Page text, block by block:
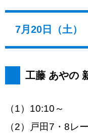
7月20日（土）
工藤 あやの
（1）10:10～
（2）戸田7・8レ